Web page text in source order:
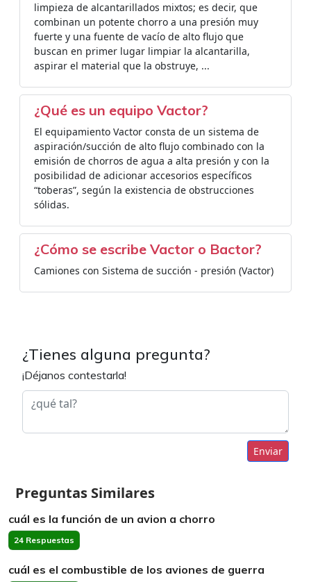
limpieza de alcantarillados mixtos; es decir, que
combinan un potente chorro a una presión muy
fuerte y una fuente de vacío de alto flujo que
buscan en primer lugar limpiar la alcantarilla,
aspirar el material que la obstruye, ...
¿Qué es un equipo Vactor?
El equipamiento Vactor consta de un sistema de
aspiración/succión de alto flujo combinado con la
emisión de chorros de agua a alta presión y con la
posibilidad de adicionar accesorios específicos
“toberas”, según la existencia de obstrucciones
sólidas.
¿Cómo se escribe Vactor o Bactor?
Camiones con Sistema de succión - presión (Vactor)
¿Tienes alguna pregunta?
¡Déjanos contestarla!
Enviar
Preguntas Similares
cuál es la función de un avion a chorro
24 Respuestas
cuál es el combustible de los aviones de guerra